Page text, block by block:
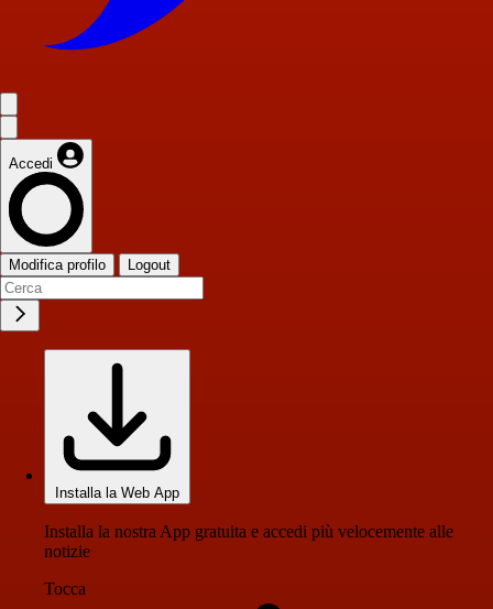
Accedi
Modifica profilo Logout
Installa la Web App
Installa la nostra App gratuita e accedi più velocemente alle
notizie
Tocca